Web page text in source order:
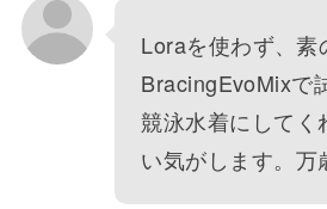
Loraを使わず、素
BracingEvoMixで
競泳水着にしてく
い気がします。万